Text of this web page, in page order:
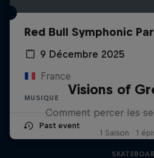
Red Bull Symphonic
9 Décembre 2025
France
MUSIQUE
Past event
Visions of
Comment percer les
1 Saison · 1